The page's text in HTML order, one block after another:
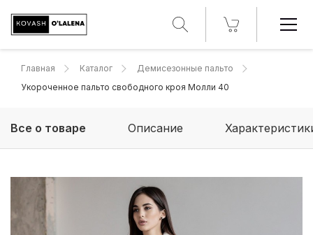
Главная Каталог
Демисезонные пальто
Укороченное пальто свободного кроя Молли 40
Все о товаре Описание